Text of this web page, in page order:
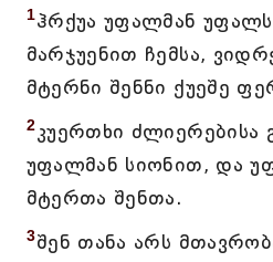
1ჰრქუა უფალმან
მარჯუენით ჩემსა,
მტერნი შენნი ქუეშე
2კუერთხი ძლიერებისა
უფალმან სიონით, და
მტერთა შენთა.
3შენ თანა არს